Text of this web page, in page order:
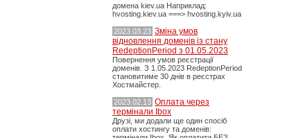
домена kiev.ua Наприклад:
hvosting.kiev.ua ===> hvosting.kyiv.ua
2023.03.23 Зміна умов
відновлення доменів із стану
RedeptionPeriod з 01.05.2023
Повернення умов реєстрації
доменів. З 1.05.2023 RedeptionPeriod
становитиме 30 днів в реєстрах
Хостмайстер.
2023.02.13 Оплата через
термінали Ibox
Друзі, ми додали ще один спосіб
оплати хостингу та доменів: